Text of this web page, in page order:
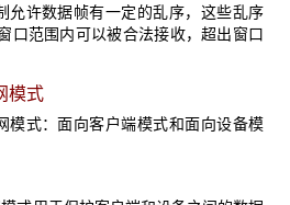
允许数据帧有一定的乱序，这些乱序
口范围内可以被合法接收，超出窗口
模式
模式：面向客户端模式和面向设备模